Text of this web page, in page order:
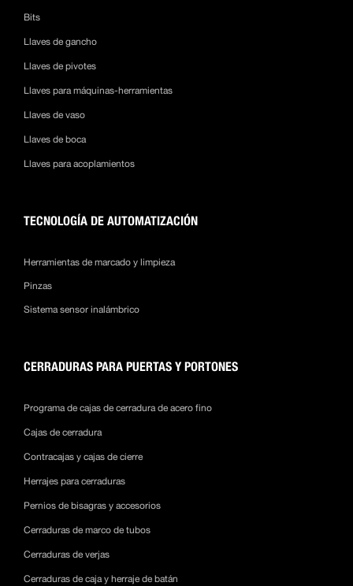
Bits
Llaves de gancho
Llaves de pivotes
Llaves para máquinas-herramientas
Llaves de vaso
Llaves de boca
Llaves para acoplamientos
TECNOLOGÍA DE AUTOMATIZACIÓN
Herramientas de marcado y limpieza
Pinzas
Sistema sensor inalámbrico
CERRADURAS PARA PUERTAS Y PORTONES
Programa de cajas de cerradura de acero fino
Cajas de cerradura
Contracajas y cajas de cierre
Herrajes para cerraduras
Pernios de bisagras y accesorios
Cerraduras de marco de tubos
Cerraduras de verjas
Cerraduras de caja y herraje de batán